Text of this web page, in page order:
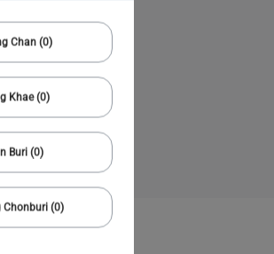
Chan (0)
Khae (0)
Buri (0)
Chonburi (0)